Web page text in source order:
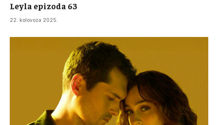
Leyla epizoda 63
22. kolovoza 2025.